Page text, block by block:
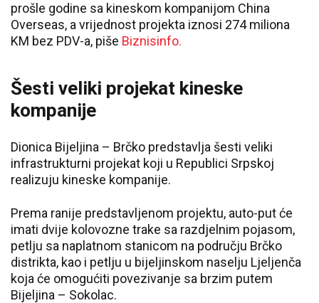
prošle godine sa kineskom kompanijom China
Overseas, a vrijednost projekta iznosi 274 miliona
KM bez PDV-a, piše Biznisinfo.
Šesti veliki projekat kineske
kompanije
Dionica Bijeljina – Brčko predstavlja šesti veliki
infrastrukturni projekat koji u Republici Srpskoj
realizuju kineske kompanije.
Prema ranije predstavljenom projektu, auto-put će
imati dvije kolovozne trake sa razdjelnim pojasom,
petlju sa naplatnom stanicom na području Brčko
distrikta, kao i petlju u bijeljinskom naselju Ljeljenča
koja će omogućiti povezivanje sa brzim putem
Bijeljina – Sokolac.